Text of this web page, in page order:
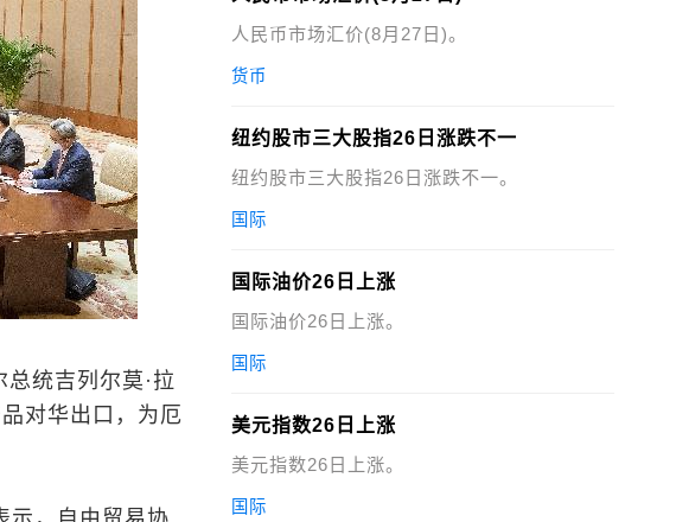
统吉列尔莫·拉
对华出口，为厄
人民币市场汇价(8月27日)。
货币
纽约股市三大股指26日涨跌不一
纽约股市三大股指26日涨跌不一。
国际
国际油价26日上涨
国际油价26日上涨。
国际
美元指数26日上涨
美元指数26日上涨。
国际